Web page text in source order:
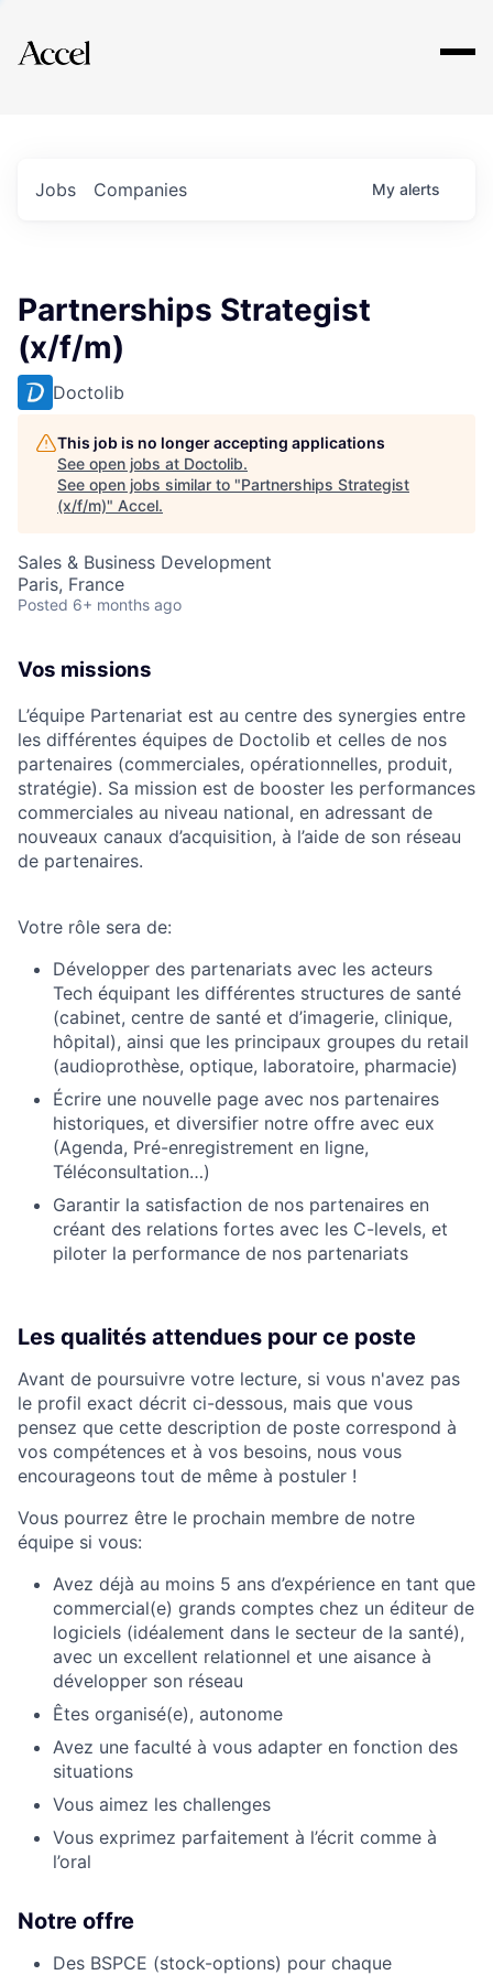
Explore
Jobs Companies My alerts
Partnerships Strategist
(x/f/m)
Doctolib
This job is no longer accepting applications
See open jobs at Doctolib.
See open jobs similar to "Partnerships Strategist
(x/f/m)" Accel.
Sales & Business Development
Paris, France
Posted 6+ months ago
Vos missions
L’équipe Partenariat est au centre des synergies entre
les différentes équipes de Doctolib et celles de nos
partenaires (commerciales, opérationnelles, produit,
stratégie). Sa mission est de booster les performances
commerciales au niveau national, en adressant de
nouveaux canaux d’acquisition, à l’aide de son réseau
de partenaires.
Votre rôle sera de:
Développer des partenariats avec les acteurs
Tech équipant les différentes structures de santé
(cabinet, centre de santé et d’imagerie, clinique,
hôpital), ainsi que les principaux groupes du retail
(audioprothèse, optique, laboratoire, pharmacie)
Écrire une nouvelle page avec nos partenaires
historiques, et diversifier notre offre avec eux
(Agenda, Pré-enregistrement en ligne,
Téléconsultation…)
Garantir la satisfaction de nos partenaires en
créant des relations fortes avec les C-levels, et
piloter la performance de nos partenariats
Les qualités attendues pour ce poste
Avant de poursuivre votre lecture, si vous n'avez pas
le profil exact décrit ci-dessous, mais que vous
pensez que cette description de poste correspond à
vos compétences et à vos besoins, nous vous
encourageons tout de même à postuler !
Vous pourrez être le prochain membre de notre
équipe si vous:
Avez déjà au moins 5 ans d’expérience en tant que
commercial(e) grands comptes chez un éditeur de
logiciels (idéalement dans le secteur de la santé),
avec un excellent relationnel et une aisance à
développer son réseau
Êtes organisé(e), autonome
Avez une faculté à vous adapter en fonction des
situations
Vous aimez les challenges
Vous exprimez parfaitement à l’écrit comme à
l’oral
Notre offre
Des BSPCE (stock-options) pour chaque